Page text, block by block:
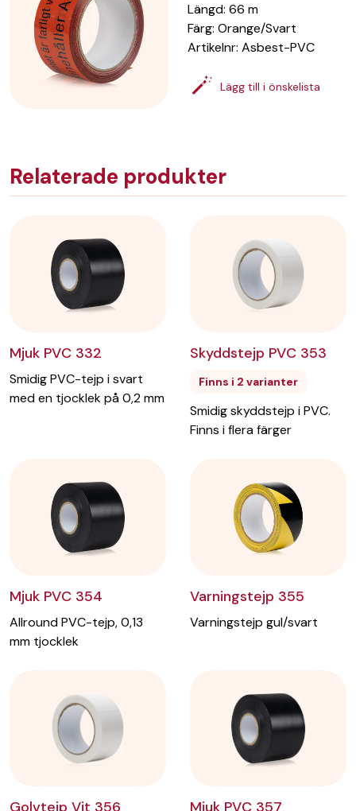
Längd:66 m
Färg:Orange/Svart
Artikelnr:Asbest-PVC
Lägg till i önskelista
Relaterade produkter
Mjuk PVC 332
Smidig PVC-tejp i svart
med en tjocklek på 0,2 mm
Skyddstejp PVC 353
Finns i 2 varianter
Smidig skyddstejp i PVC.
Finns i flera färger
Mjuk PVC 354
Allround PVC-tejp, 0,13
mm tjocklek
Varningstejp 355
Varningstejp gul/svart